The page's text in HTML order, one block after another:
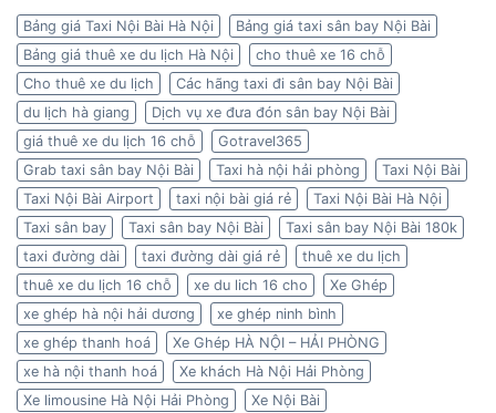
Bảng giá Taxi Nội Bài Hà Nội
Bảng giá taxi sân bay Nội Bài
Bảng giá thuê xe du lịch Hà Nội
cho thuê xe 16 chỗ
Cho thuê xe du lịch
Các hãng taxi đi sân bay Nội Bài
du lịch hà giang
Dịch vụ xe đưa đón sân bay Nội Bài
giá thuê xe du lịch 16 chỗ
Gotravel365
Grab taxi sân bay Nội Bài
Taxi hà nội hải phòng
Taxi Nội Bài
Taxi Nội Bài Airport
taxi nội bài giá rẻ
Taxi Nội Bài Hà Nội
Taxi sân bay
Taxi sân bay Nội Bài
Taxi sân bay Nội Bài 180k
taxi đường dài
taxi đường dài giá rẻ
thuê xe du lịch
thuê xe du lịch 16 chỗ
xe du lich 16 cho
Xe Ghép
xe ghép hà nội hải dương
xe ghép ninh bình
xe ghép thanh hoá
Xe Ghép HÀ NỘI – HẢI PHÒNG
xe hà nội thanh hoá
Xe khách Hà Nội Hải Phòng
Xe limousine Hà Nội Hải Phòng
Xe Nội Bài